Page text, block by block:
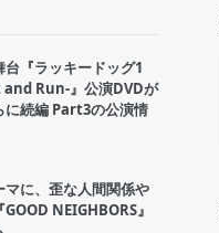
台『ラッキードッグ1
Run-』公演DVDが
に続編 Part3の公演情
マに、歪な人間関係や
NEIGHBORS』